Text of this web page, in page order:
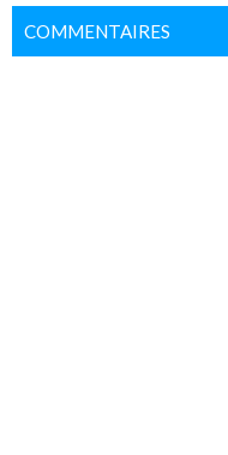
COMMENTAIRES